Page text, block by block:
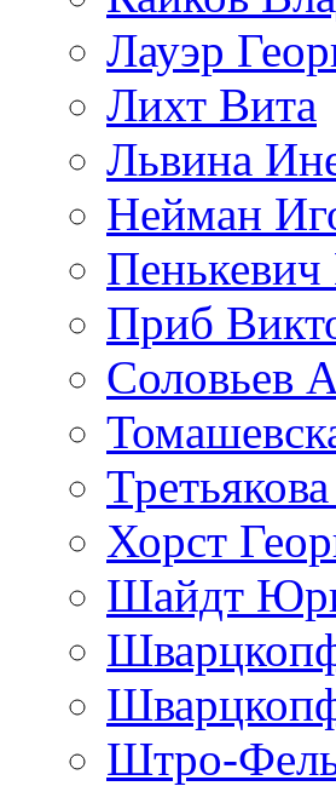
Лауэр
Лихт Вита
Львина
Нейман
Приб
Соловьев
Хорст
Шайдт
Штро-